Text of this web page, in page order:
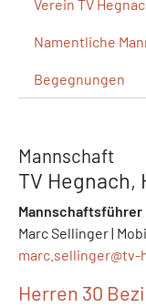
Verein TV
Namentliche
Begegnungen
Mannschaft
TV Hegnach,
Mannschaftsführer
Marc Sellinger |
marc.sellinger@tv-
Herren 30